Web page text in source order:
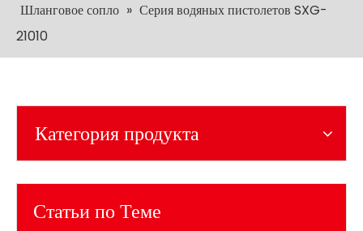
Шланговое сопло » Серия водяных пистолетов SXG-
21010
Категория продукта
Статьи по Теме